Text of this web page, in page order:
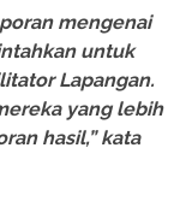
mengenai
untuk
Lapangan.
yang lebih
hasil,” kata